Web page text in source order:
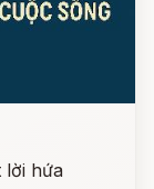
lời hứa